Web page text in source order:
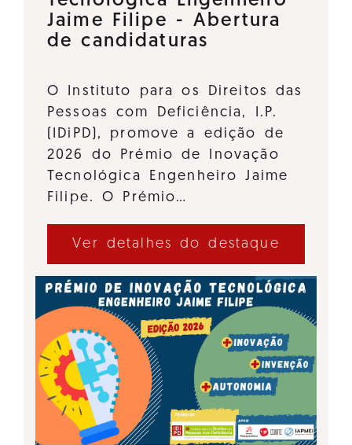
Jaime Filipe - Abertura
de candidaturas
O Instituto para os Direitos das
Pessoas com Deficiência, I.P.
(IDiPD), promove a edição de
2026 do Prémio de Inovação
Tecnológica Engenheiro Jaime
Filipe. O Prémio…
Ver detalhes do destaque